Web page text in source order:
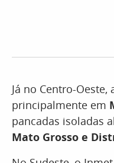
Já no Centro-
principalmente em
pancadas isoladas
Mato Grosso e